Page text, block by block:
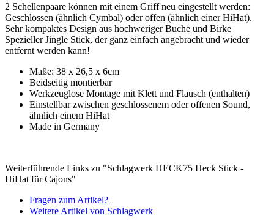
2 Schellenpaare können mit einem Griff neu eingestellt werden:
Geschlossen (ähnlich Cymbal) oder offen (ähnlich einer HiHat).
Sehr kompaktes Design aus hochweriger Buche und Birke
Spezieller Jingle Stick, der ganz einfach angebracht und wieder
entfernt werden kann!
Maße: 38 x 26,5 x 6cm
Beidseitig montierbar
Werkzeuglose Montage mit Klett und Flausch (enthalten)
Einstellbar zwischen geschlossenem oder offenen Sound,
ähnlich einem HiHat
Made in Germany
Weiterführende Links zu "Schlagwerk HECK75 Heck Stick -
HiHat für Cajons"
Fragen zum Artikel?
Weitere Artikel von Schlagwerk